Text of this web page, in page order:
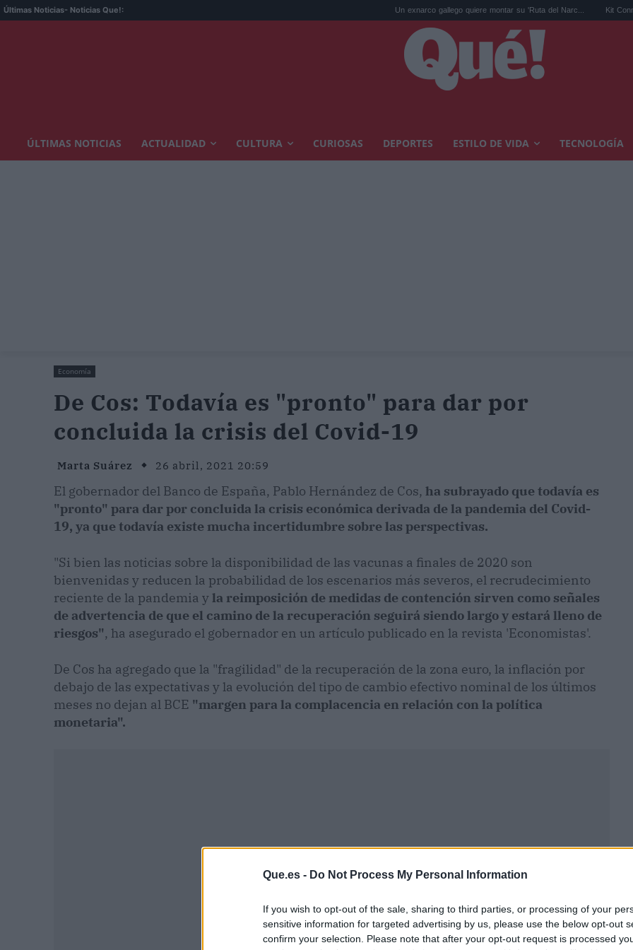
Que.es - Do Not Process My Personal Information
If you wish to opt-out of the sale, sharing to third parties, or processing of your
sensitive information for targeted advertising by us, please use the below opt-out
confirm your selection. Please note that after your opt-out request is processed
Últimas Noticias- Noticias Que!: Un exnarco gallego quiere montar su 'Ruta del Narc... Kit Connor será
ÚLTIMAS NOTICIAS ACTUALIDAD CULTURA CURIOSAS DEPORTES ESTILO DE VIDA TECNOLOGÍA
Economía
De Cos: Todavía es "pronto" para dar por
concluida la crisis del Covid-19
Marta Suárez 26 abril, 2021 20:59
El gobernador del Banco de España, Pablo Hernández de Cos, ha subrayado que todavía es
"pronto" para dar por concluida la crisis económica derivada de la pandemia del Covid-
19, ya que todavía existe mucha incertidumbre sobre las perspectivas.
"Si bien las noticias sobre la disponibilidad de las vacunas a finales de 2020 son
bienvenidas y reducen la probabilidad de los escenarios más severos, el recrudecimiento
reciente de la pandemia yla reimposición de medidas de contención sirven como señales
de advertencia de que el camino de la recuperación seguirá siendo largo y estará lleno de
riesgos", ha asegurado el gobernador en un artículo publicado en la revista 'Economistas'.
De Cos ha agregado que la "fragilidad" de la recuperación de la zona euro, la inflación por
debajo de las expectativas y la evolución del tipo de cambio efectivo nominal de los últimos
meses no dejan al BCE "margen para la complacencia en relación con la política
monetaria".